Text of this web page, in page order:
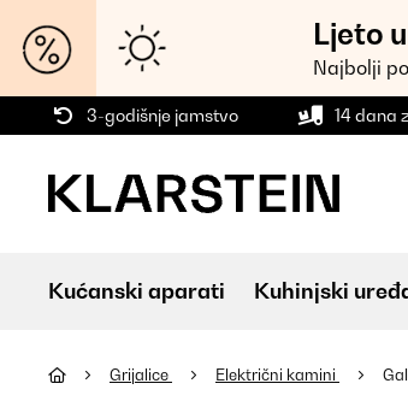
Ljeto
Najbolji
3-godišnje jamstvo 14 dana
Kućanski aparati Kuhinjski
Grijalice Električni kamini